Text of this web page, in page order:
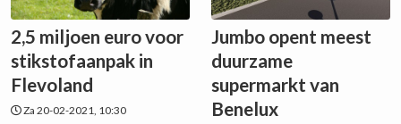
2,5 miljoen euro voor
stikstofaanpak in
Flevoland
Za 20-02-2021, 10:30
Jumbo opent meest
duurzame
supermarkt van
Benelux